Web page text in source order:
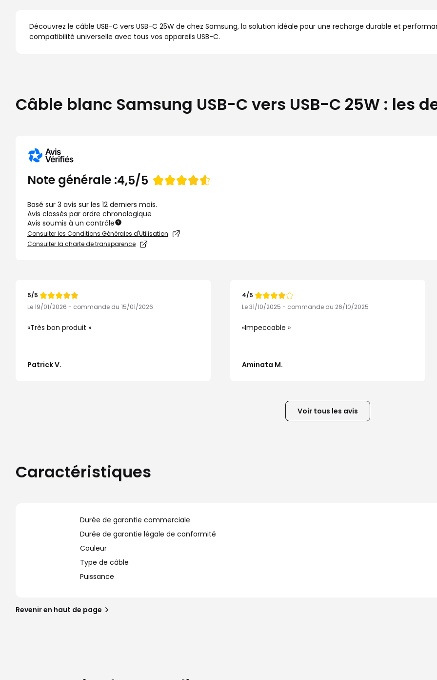
Découvrez le câble USB-C vers USB-C 25W de chez Samsung, la solution idéale pour une recharge durable et
compatibilité universelle avec tous vos appareils USB-C.
Câble blanc Samsung USB-C vers USB-C 25W : les
Note générale :Note
4,5/5
Basé sur 3 avis sur les 12 derniers mois.
Avis classés par ordre chronologique
Avis soumis à un contrôle
Consulter les Conditions Générales d'Utilisation
Consulter la charte de transparence
Note
de
5/5
Le 19/01/2026 - commande du 15/01/2026
Très bon produit
Patrick V.
Note
de
4/5
Le 31/10/2025 - commande du 26/10/2025
Impeccable
Aminata M.
Voir tous les avis
Caractéristiques
Durée de garantie commerciale
Durée de garantie légale de conformité
Couleur
Type de câble
Puissance
Revenir en haut de page